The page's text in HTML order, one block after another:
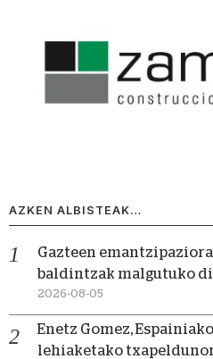
AZKEN ALBISTEAK…
Gazteen
baldintzak malgutuko
2026-08-05
Enetz Gomez,
lehiaketako